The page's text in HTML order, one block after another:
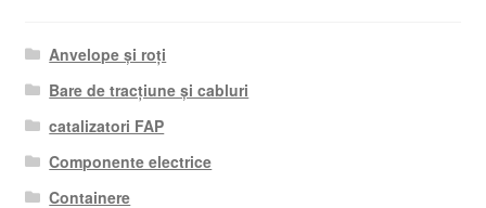
Anvelope și roți
Bare de tracțiune și cabluri
catalizatori FAP
Componente electrice
Containere